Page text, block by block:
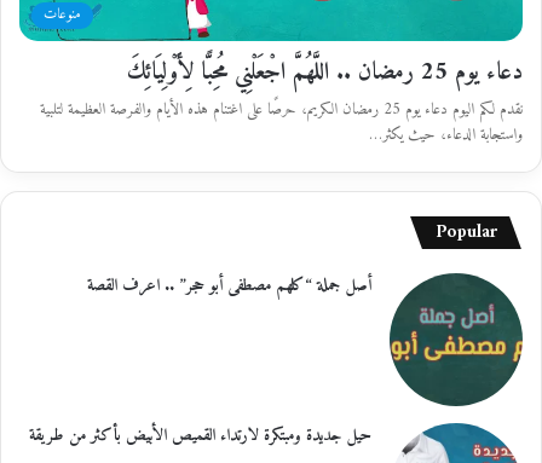
منوعات
دعاء يوم 25 رمضان .. اللَّهُمَّ اجْعَلْنِي مُحِبًّا لِأَوْلِيَائِكَ
نقدم لكم اليوم دعاء يوم 25 رمضان الكريم، حرصًا على اغتنام هذه الأيام والفرصة العظيمة لتلبية
واستجابة الدعاء، حيث يكثر…
Popular
أصل جملة “كلهم مصطفى أبو حجر” .. اعرف القصة
حيل جديدة ومبتكرة لارتداء القميص الأبيض بأكثر من طريقة